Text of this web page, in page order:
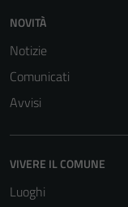
NOVITÀ
Notizie
Comunicati
Avvisi
VIVERE IL COMUNE
Luoghi